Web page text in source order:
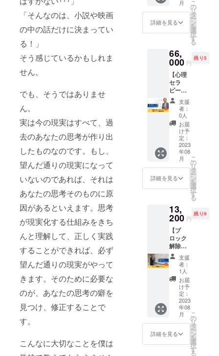
「そんなのは、小説や映画
の中の話だけに決まってい
る！」
そう感じているかもしれま
せん。
でも、そうではありませ
ん。
実は今の現実はすべて、過
去のあなたの思考が作り出
したものなのです。もし、
望んだ通りの現実になって
いないのであれば、それは
あなたの思考そのものに原
因があるといえます。思考
が現実化する仕組みをきち
んと理解して、正しく実践
することができれば、必ず
望んだ通りの現実がやって
きます。そのために必要な
のが、あなたの思考の癖を
見つけ、修正することで
す。
こんなに大切なことを僕は
為では
ませ
ん。効
がござ
います
ことを
予めご
了承く
ださ
い。
間：1時
・場
所：
限：
2023年
8月～
2024年
7月 ※詳
細は
メール
にて調
整いた
しま
す。 ※
法令に
基づく
医療、
診療行
ござい
ませ
個人差
がござ
います
ことを
予めご
了承く
ださ
い。
きしま
す ・呼
吸法を
ていた
だきま
ネル
ギーに
よる
ヒーリ
ングを
行いま
す ■詳
細 ・日
程：別
途調整
・時
間：1時
・場
所：
限：
2023年
8月～
2024年
7月 ※詳
細は
メール
にて調
整いた
しま
す。 ※
法令に
基づく
医療、
診療行
ござい
ませ
がなぜ
起こっ
ている
を説明
します
・解決
したい
悩みを
お聞き
します
・なぜ
その悩
み事が
起こっ
てるの
か根本
原因
（思い
込み）
を一緒
因を取
り除く
行動計
画を一
緒に立
てます
■詳細
・日
程：別
途調整
・時
間：1時
間×1回
・場
zoomま
たは東
のセッ
ション
を受け
ていた
だける
す。 1
時間の
セッ
ション
で、以
下のよ
うな流
れでお
悩みに
ついて
一緒に
考えて
いきま
す。 ・
悩み事
がなぜ
起こっ
ニズム
を説明
します
・解決
したい
悩みを
お聞き
します
・なぜ
その悩
み事が
起こっ
てるの
か根本
原因
（思い
込み）
月
詳細を見る
こ
の
リ
タ
ー
ン
を
選
択
す
る
66,
000 円
残り5
【心理
セラ
ピー
セッ
ション6
回セッ
ト（悩
み相
談）】
心理セ
ラピー
のセッ
ション
を受け
ていた
だける
す。 1
時間の
セッ
ション
で、以
下のよ
うな流
れでお
悩みに
ついて
一緒に
考えて
いきま
す。 ・
悩み事
がなぜ
起こっ
支援
者：
0人
お届
け予
定：
2023
年08
月
詳細を見る
こ
の
リ
タ
ー
ン
を
選
択
す
る
13,
200 円
残り9
【ブ
ロック
解除
セッ
ショ
ン】 思
い込み
（ブ
ロッ
ク）を
外す
ヒーリ
ング
セッ
ション
を受け
支援
者：
1人
お届
け予
定：
2023
年08
月
詳細を見る
こ
の
リ
タ
ー
ン
を
選
択
す
る